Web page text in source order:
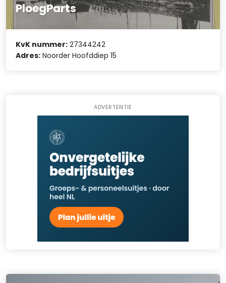
PloegParts
KvK nummer: 27344242
Adres: Noorder Hoofddiep 15
ADVERTENTIE